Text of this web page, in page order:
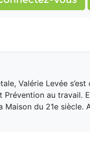
Valérie Levée
au travail.
Maison du 21e